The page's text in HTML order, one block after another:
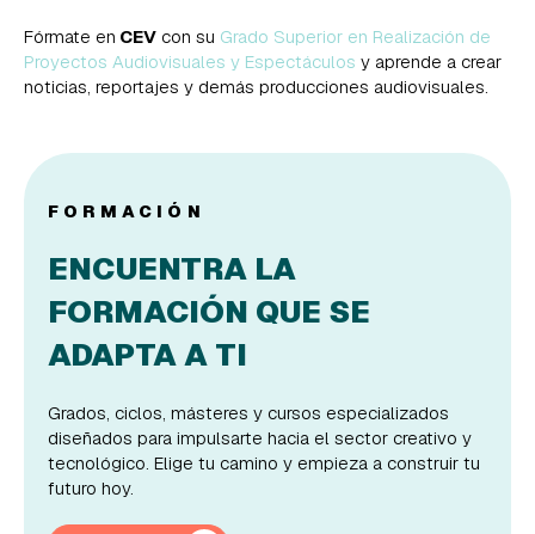
Fórmate en CEV con su Grado Superior en Realización de
Proyectos Audiovisuales y Espectáculos y aprende a crear
noticias, reportajes y demás producciones audiovisuales.
FORMACIÓN
ENCUENTRA LA
FORMACIÓN QUE SE
ADAPTA A TI
Grados, ciclos, másteres y cursos especializados
diseñados para impulsarte hacia el sector creativo y
tecnológico. Elige tu camino y empieza a construir tu
futuro hoy.